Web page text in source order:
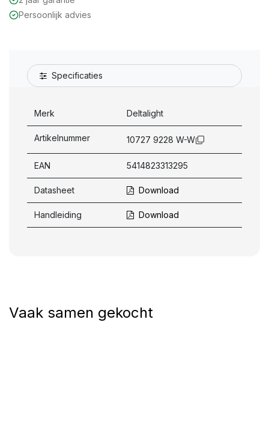
Persoonlijk advies
Specificaties
Merk Deltalight
Artikelnummer 10727 9228 W-W
EAN 5414823313295
Datasheet Download
Handleiding Download
Vaak samen gekocht